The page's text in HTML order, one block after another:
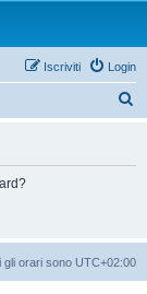
Login
Iscriviti
gli orari sono UTC+02:00